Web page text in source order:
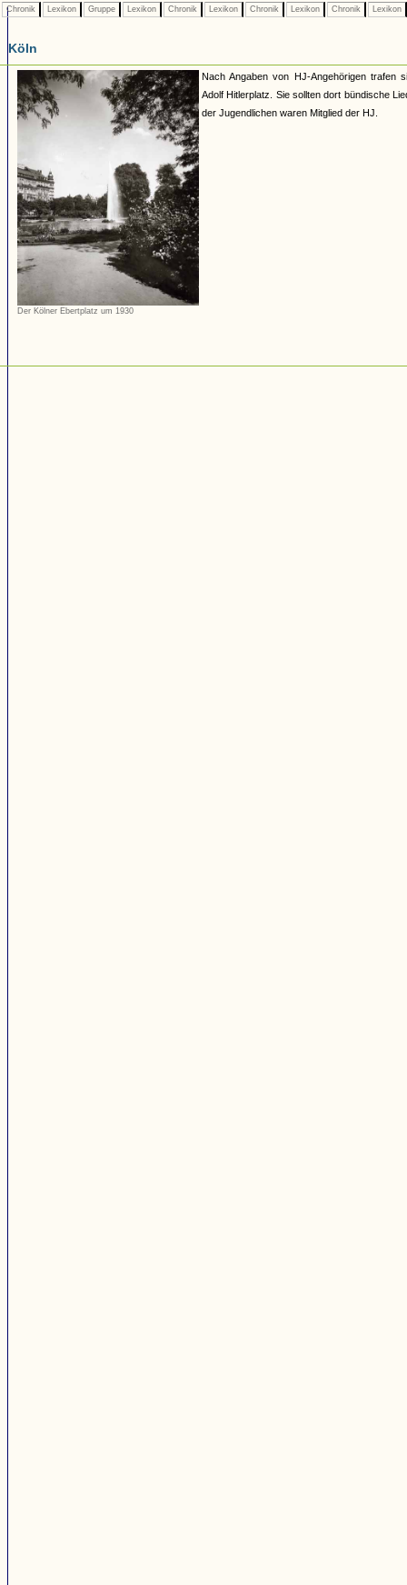
Chronik Lexikon Gruppe Lexikon Chronik Lexikon Chronik Lexikon Chronik Lexikon
Köln
Der Kölner Ebertplatz um 1930
Nach Angaben von HJ-Angehörigen trafen
Adolf Hitlerplatz. Sie sollten dort bündische
der Jugendlichen waren Mitglied der HJ.